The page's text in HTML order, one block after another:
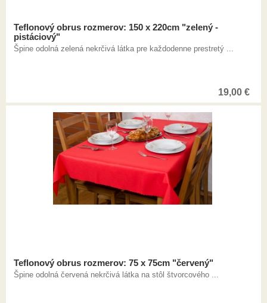
Teflonový obrus rozmerov: 150 x 220cm "zelený -
pistáciový"
Špine odolná zelená nekrčivá látka pre každodenne prestretý ...
19,00 €
Teflonový obrus rozmerov: 75 x 75cm "červený"
Špine odolná červená nekrčivá látka na stôl štvorcového ...